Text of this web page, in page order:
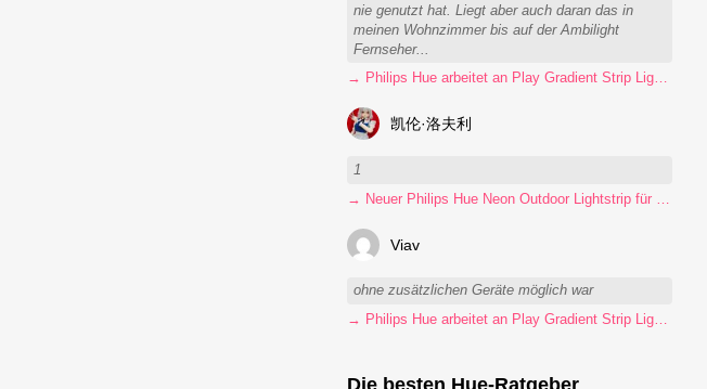
nie genutzt hat. Liegt aber auch daran das in
meinen Wohnzimmer bis auf der Ambilight
Fernseher...
→ Philips Hue arbeitet an Play Gradient Strip Light Pro
凯伦·洛夫利
1
Viav
ohne zusätzlichen Geräte möglich war
→ Philips Hue arbeitet an Play Gradient Strip Light Pro
Die besten Hue-Ratgeber